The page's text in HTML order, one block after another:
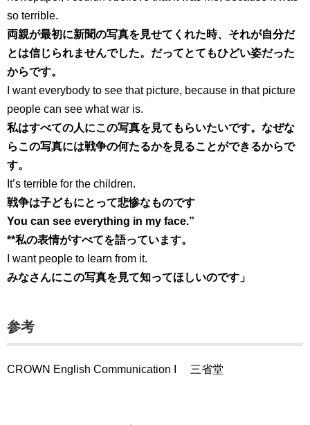
so terrible.
両親が最初に新聞の写真を見せてくれた時、それが自分だ
とは信じられませんでした。だってとてもひどい姿だった
からです。
I want everybody to see that picture, because in that picture
people can see what war is.
私はすべての人にこの写真を見てもらいたいです。なぜな
らこの写真には戦争の何たるかを見ることができるからで
す。
It’s terrible for the children.
戦争は子どもにとって悲惨なものです
You can see everything in my face.”
**私の表情がすべてを語っています。
I want people to learn from it.
みなさんにこの写真を見て知ってほしいのです」
参考
CROWN English Communication I 三省堂